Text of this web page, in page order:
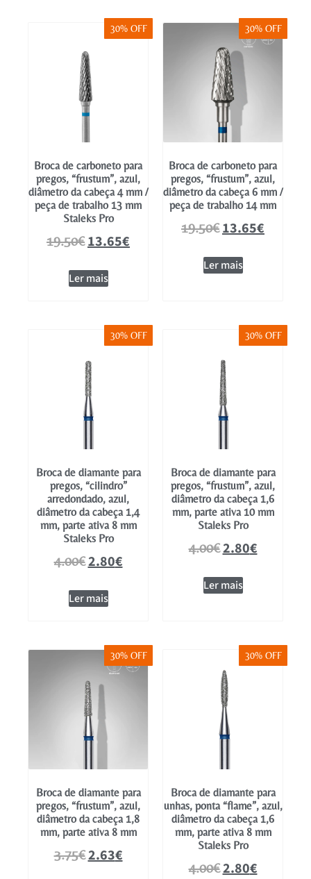
30% OFF
Broca de carboneto para
pregos, “frustum”, azul,
diâmetro da cabeça 4 mm /
peça de trabalho 13 mm
Staleks Pro
19.50€13.65€
Ler mais
30% OFF
Broca de carboneto para
pregos, “frustum”, azul,
diâmetro da cabeça 6 mm /
peça de trabalho 14 mm
19.50€13.65€
Ler mais
30% OFF
Broca de diamante para
pregos, “cilindro”
arredondado, azul,
diâmetro da cabeça 1,4
mm, parte ativa 8 mm
Staleks Pro
4.00€2.80€
Ler mais
30% OFF
Broca de diamante para
pregos, “frustum”, azul,
diâmetro da cabeça 1,6
mm, parte ativa 10 mm
Staleks Pro
4.00€2.80€
Ler mais
30% OFF
Broca de diamante para
pregos, “frustum”, azul,
diâmetro da cabeça 1,8
mm, parte ativa 8 mm
3.75€2.63€
30% OFF
Broca de diamante para
unhas, ponta “flame”, azul,
diâmetro da cabeça 1,6
mm, parte ativa 8 mm
Staleks Pro
4.00€2.80€